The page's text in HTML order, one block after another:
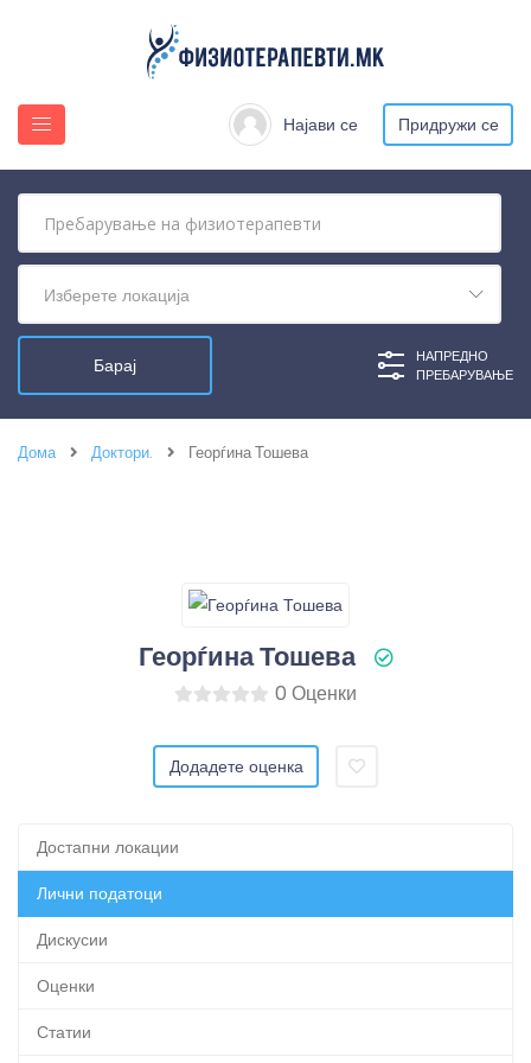
Најави се Придружи се
Изберете локација
НАПРЕДНО
ПРЕБАРУВАЊЕ
Дома Доктори. Георѓина Тошева
Георѓина Тошева
0 Оценки
Додадете оценка
Достапни локации
Лични податоци
Дискусии
Оценки
Статии